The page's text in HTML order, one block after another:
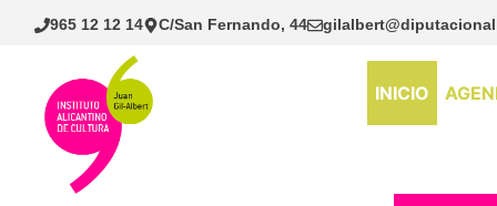
Saltar
965 12 12 14 C/San Fernando, 44
INICIO